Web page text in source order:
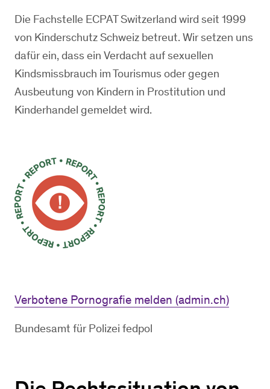
Die Fachstelle ECPAT Switzerland wird seit 1999
von Kinderschutz Schweiz betreut. Wir setzen uns
dafür ein, dass ein Verdacht auf sexuellen
Kindsmissbrauch im Tourismus oder gegen
Ausbeutung von Kindern in Prostitution und
Kinderhandel gemeldet wird.
Verbotene Pornografie melden (admin.ch)
Bundesamt für Polizei fedpol